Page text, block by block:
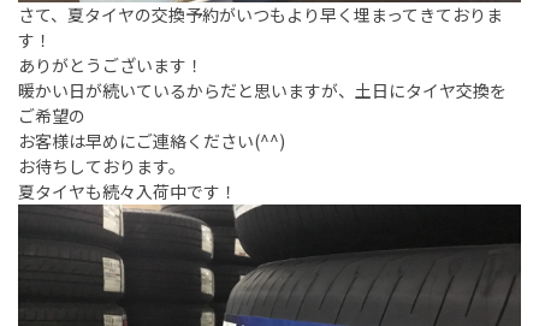
さて、夏タイヤの交換予約がいつもより早く埋まってきておりま
す！
ありがとうございます！
暖かい日が続いているからだと思いますが、土日にタイヤ交換を
ご希望の
お客様は早めにご連絡ください(^^)
お待ちしております。
夏タイヤも続々入荷中です！